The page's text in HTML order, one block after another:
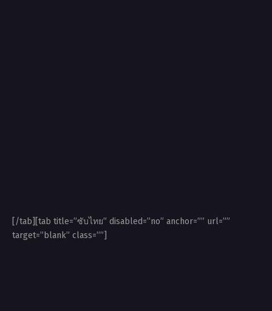
[/tab][tab title=”ซับไทย” disabled=”no” anchor=”” url=””
target=”blank” class=””]